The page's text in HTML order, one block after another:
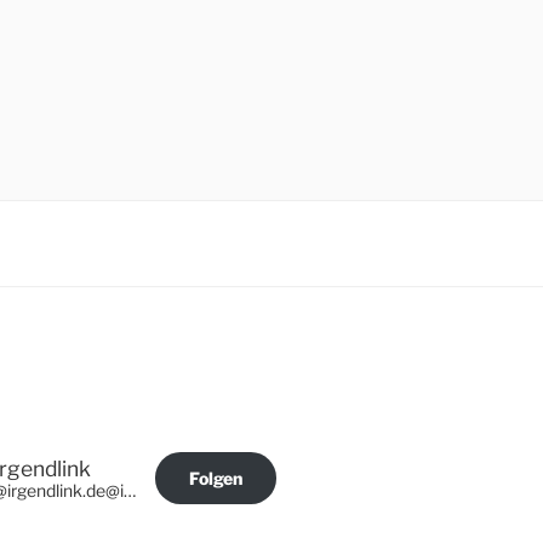
@irgendlink.de@irgendlink.de
Folgen